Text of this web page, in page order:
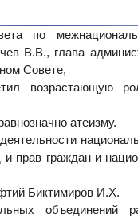
по
В.В., глава
Совете,
возрастающую
атеизму.
прав граждан и
Биктимиров И.Х.
объединений